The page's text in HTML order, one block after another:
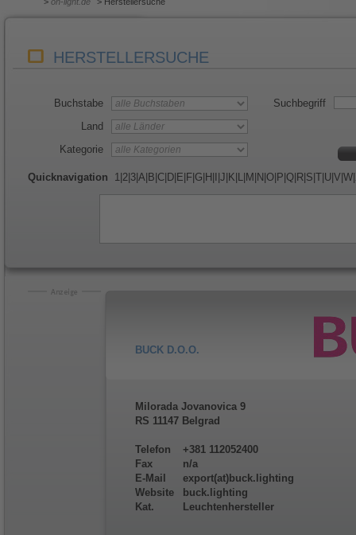
HERSTELLERSUCHE
Buchstabe
Land
Kategorie
Suchbegriff
Quicknavigation 1 2 3 A B C D E F G H J K L M N O P Q R S T U V W
BUCK D.O.O.
Milorada Jovanovica 9
RS 11147 Belgrad
Telefon
+381 112052400
Fax
n/a
E-Mail
export(at)buck.lighting
Website
buck.lighting
Kat.
Leuchtenhersteller